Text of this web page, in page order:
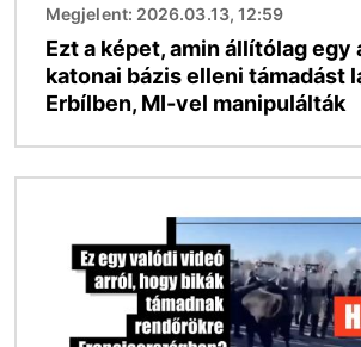
Megjelent: 2026.03.13, 12:59
Ezt a képet, amin állítólag egy
katonai bázis elleni támadást
Erbílben, MI-vel manipulálták